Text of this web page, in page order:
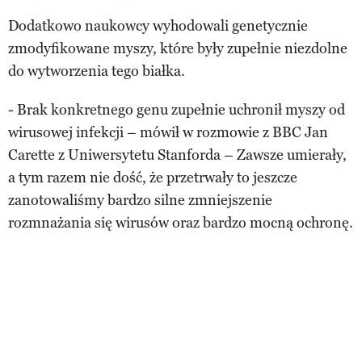
Dodatkowo naukowcy wyhodowali genetycznie
zmodyfikowane myszy, które były zupełnie niezdolne
do wytworzenia tego białka.
- Brak konkretnego genu zupełnie uchronił myszy od
wirusowej infekcji – mówił w rozmowie z BBC Jan
Carette z Uniwersytetu Stanforda – Zawsze umierały,
a tym razem nie dość, że przetrwały to jeszcze
zanotowaliśmy bardzo silne zmniejszenie
rozmnażania się wirusów oraz bardzo mocną ochronę.